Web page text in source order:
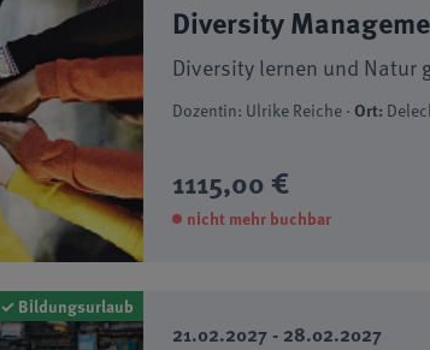
Diversity
Diversity lernen und Natur
Dozentin: Ulrike Reiche ·Ort:
1115,00 €
nicht mehr buchbar
✓ Bildungsurlaub
21.02.2027 - 28.02.2027